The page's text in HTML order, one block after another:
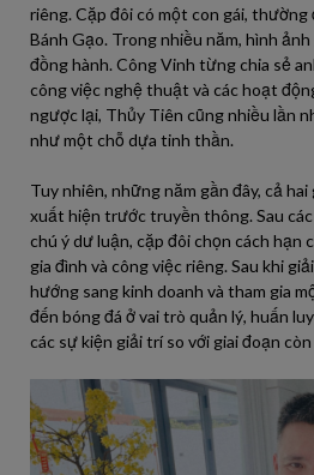
riêng. Cặp đôi có một con gái,
Bánh Gạo. Trong nhiều năm, hình
đồng hành. Công Vinh từng chia sẻ
công việc nghệ thuật và các hoạt
ngược lại, Thủy Tiên cũng nhiều lần
như một chỗ dựa tinh thần.
Tuy nhiên, những năm gần đây, cả
xuất hiện trước truyền thông. Sau
chú ý dư luận, cặp đôi chọn cách hạn
gia đình và công việc riêng. Sau khi
hướng sang kinh doanh và tham gia
đến bóng đá ở vai trò quản lý, huấn
các sự kiện giải trí so với giai đoạn